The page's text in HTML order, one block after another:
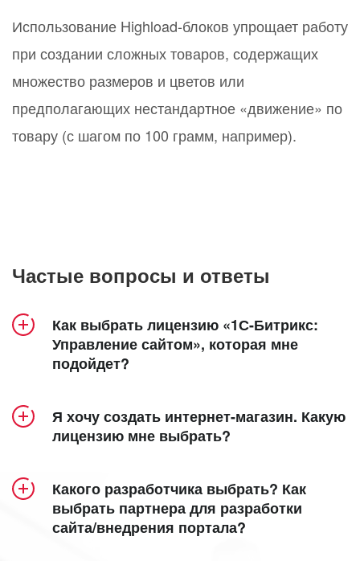
Использование Highload-блоков упрощает работу
при создании сложных товаров, содержащих
множество размеров и цветов или
предполагающих нестандартное «движение» по
товару (с шагом по 100 грамм, например).
Частые вопросы и ответы
Как выбрать лицензию «1С-Битрикс:
Управление сайтом», которая мне
подойдет?
Продукт «1С-Битрикс: Управление сайтом»
включает 5 лицензий – «Старт», «Стандарт»,
Посмотрите удобную детальную
таблицу
сравнения лицензий, в которой наглядно
представлен функционал каждой из них.
Я хочу создать интернет-магазин. Какую
лицензию мне выбрать?
лицензиях
«Малый бизнес» ,«Бизнес»
«Энтерпрайз».
Кроме того, специально для самых
Какого разработчика выбрать? Как
выбрать партнера для разработки
сайта/внедрения портала?